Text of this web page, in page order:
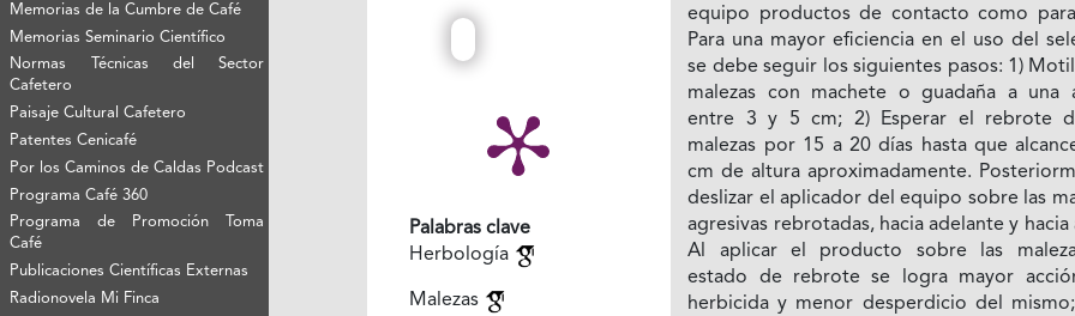
Memorias de la Cumbre de Café
Memorias Seminario Científico
Normas Técnicas del Sector
Cafetero
Paisaje Cultural Cafetero
Patentes Cenicafé
Por los Caminos de Caldas Podcast
Programa Café 360
Programa de Promoción Toma
Café
Publicaciones Científicas Externas
Radionovela Mi Finca
Palabras clave
Herbología
Malezas
equipo productos de contacto como
Para una mayor eficiencia en el uso del
se debe seguir los siguientes pasos: 1)
malezas con machete o guadaña a una
entre 3 y 5 cm; 2) Esperar el rebrote
malezas por 15 a 20 días hasta que
cm de altura aproximadamente.
deslizar el aplicador del equipo sobre las
agresivas rebrotadas, hacia adelante y hacia
Al aplicar el producto sobre las
estado de rebrote se logra mayor
herbicida y menor desperdicio del